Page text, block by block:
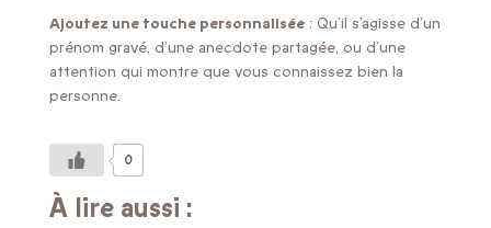
Ajoutez une touche personnalisée : Qu’il s’agisse d’un
prénom gravé, d’une anecdote partagée, ou d’une
attention qui montre que vous connaissez bien la
personne.
0
À lire aussi :